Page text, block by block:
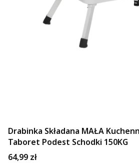
Drabinka Składana MAŁA
Taboret Podest Schodki 150KG
Cena
64,99 zł